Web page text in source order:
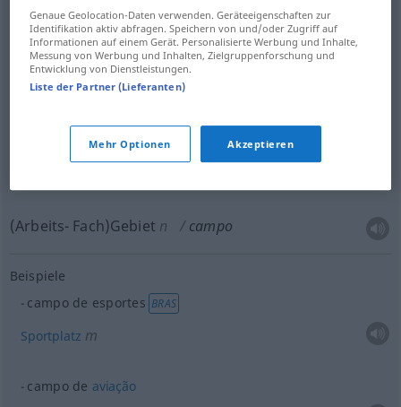
Landn campooposto a cidade
(Arbeits- Fach)Gebiet n campo
Beispiele
campo de esportes BRAS
Sportplatz m
campo de aviação
Genaue Geolocation-Daten verwenden. Geräteeigenschaften zur
Identifikation aktiv abfragen. Speichern von und/oder Zugriff auf
Informationen auf einem Gerät. Personalisierte Werbung und Inhalte,
Messung von Werbung und Inhalten, Zielgruppenforschung und
Entwicklung von Dienstleistungen.
Liste der Partner (Lieferanten)
Mehr Optionen Akzeptieren